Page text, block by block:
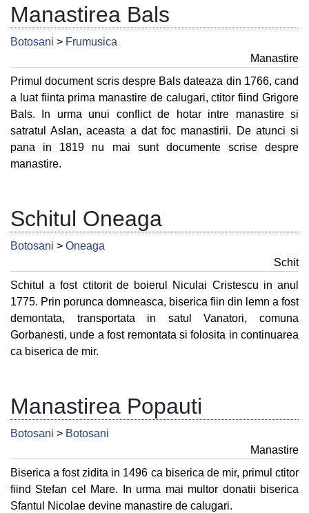
Manastirea Bals
Botosani > Frumusica
Manastire
Primul document scris despre Bals dateaza din 1766, cand
a luat fiinta prima manastire de calugari, ctitor fiind Grigore
Bals. In urma unui conflict de hotar intre manastire si
satratul Aslan, aceasta a dat foc manastirii. De atunci si
pana in 1819 nu mai sunt documente scrise despre
manastire.
Schitul Oneaga
Botosani > Oneaga
Schit
Schitul a fost ctitorit de boierul Niculai Cristescu in anul
1775. Prin porunca domneasca, biserica fiin din lemn a fost
demontata, transportata in satul Vanatori, comuna
Gorbanesti, unde a fost remontata si folosita in continuarea
ca biserica de mir.
Manastirea Popauti
Botosani > Botosani
Manastire
Biserica a fost zidita in 1496 ca biserica de mir, primul ctitor
fiind Stefan cel Mare. In urma mai multor donatii biserica
Sfantul Nicolae devine manastire de calugari.